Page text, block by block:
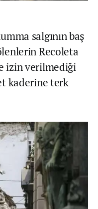
salgının baş
Recoleta
izin verilmediği
kaderine terk